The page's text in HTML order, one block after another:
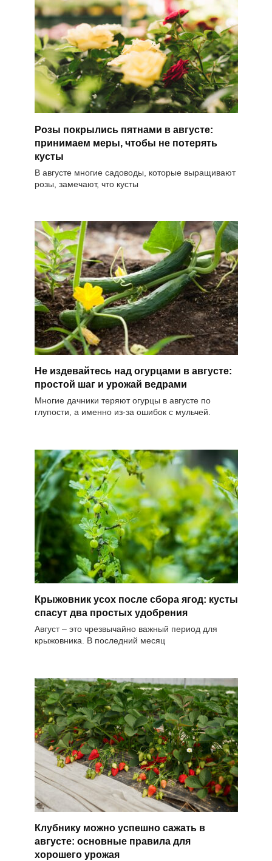
Розы покрылись пятнами в августе:
принимаем меры, чтобы не потерять
кусты
В августе многие садоводы, которые выращивают
розы, замечают, что кусты
Не издевайтесь над огурцами в августе:
простой шаг и урожай ведрами
Многие дачники теряют огурцы в августе по
глупости, а именно из-за ошибок с мульчей.
Крыжовник усох после сбора ягод: кусты
спасут два простых удобрения
Август – это чрезвычайно важный период для
крыжовника. В последний месяц
Клубнику можно успешно сажать в
августе: основные правила для
хорошего урожая